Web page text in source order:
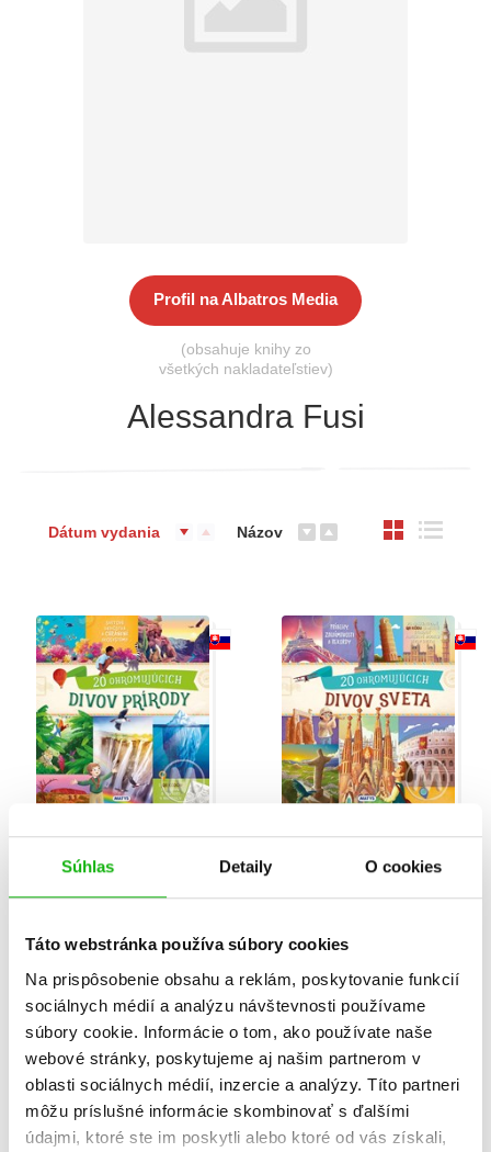
Súhlas Detaily O cookies
Táto webstránka používa súbory cookies
Na prispôsobenie obsahu a reklám, poskytovanie funkcií
sociálnych médií a analýzu návštevnosti používame
súbory cookie. Informácie o tom, ako používate naše
webové stránky, poskytujeme aj našim partnerom v
oblasti sociálnych médií, inzercie a analýzy. Títo partneri
môžu príslušné informácie skombinovať s ďalšími
údajmi, ktoré ste im poskytli alebo ktoré od vás získali,
Profil na Albatros Media
(obsahuje knihy zo
všetkých nakladateľstiev)
Alessandra Fusi
Dátum vydania Názov
Neuveriteľné cesty: 20
ohromujúcich divov
Neuveriteľné cesty: 20
ohromujúcich divov